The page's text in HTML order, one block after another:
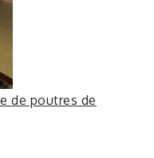
de poutres de